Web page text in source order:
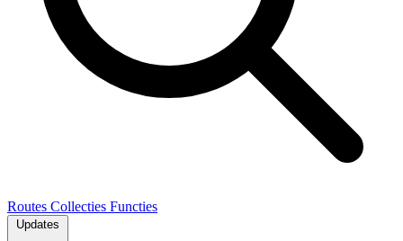
Routes Collecties Functies
Updates